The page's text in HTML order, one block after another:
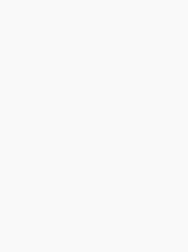
jest krytyczny.
jedyny test.